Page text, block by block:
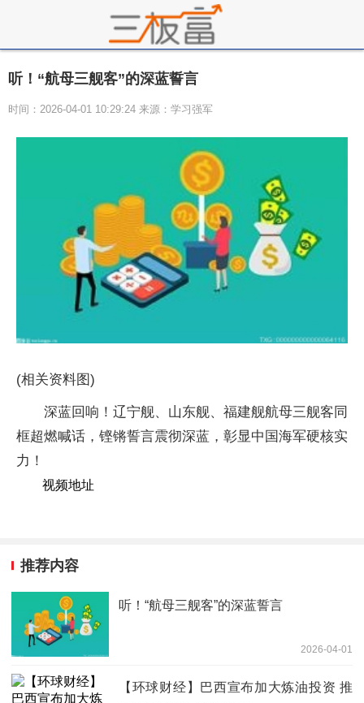
听！“航母三舰客”的深蓝誓言
时间：2026-04-01 10:29:24 来源：学习强军
(相关资料图)
深蓝回响！辽宁舰、山东舰、福建舰航母三舰客同
框超燃喊话，铿锵誓言震彻深蓝，彰显中国海军硬核实
力！
视频地址
推荐内容
听！“航母三舰客”的深蓝誓言
2026-04-01
【环球财经】巴西宣布加大炼油投资 推